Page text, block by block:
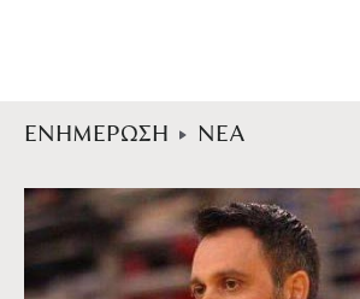
ΕΝΗΜΕΡΩΣΗ ΝΕΑ